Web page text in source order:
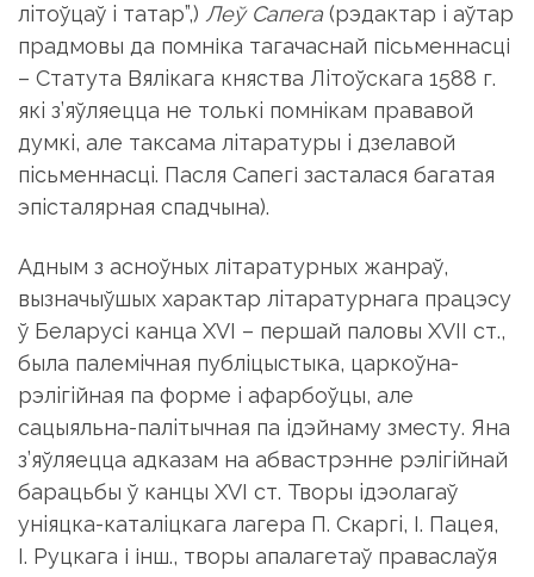
лiтоўцаў i татар”,) Леў Сапега (рэдактар i аўтар
прадмовы да помніка тагачаснай пісьменнасці
– Статута Вялiкага княства Лiтоўскага 1588 г.
якi з’яўляецца не толькi помнiкам прававой
думкi, але таксама лiтаратуры i дзелавой
пiсьменнасцi. Пасля Сапегі засталася багатая
эпiсталярная спадчына).
Адным з асноўных літаратурных жанраў,
вызначыўшых характар лiтаратурнага працэсу
ў Беларусi канца XVI – першай паловы XVII ст.,
была палемiчная публiцыстыка, царкоўна-
рэлiгiйная па форме i афарбоўцы, але
сацыяльна-палiтычная па iдэйнаму зместу. Яна
з’яўляецца адказам на абвастрэнне рэлiгiйнай
барацьбы ў канцы XVI ст. Творы iдэолагаў
унiяцка-каталiцкага лагера П. Скаргi, I. Пацея,
I. Руцкага і інш., творы апалагетаў праваслаўя